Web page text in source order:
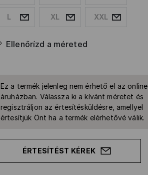
L XL XXL
Ellenőrízd a méreted
Ez a termék jelenleg nem érhető el az online
áruházban. Válassza ki a kívánt méretet és
regisztráljon az értesítésküldésre, amellyel
értesítjük Önt ha a termék elérhetővé válik.
ÉRTESÍTÉST KÉREK